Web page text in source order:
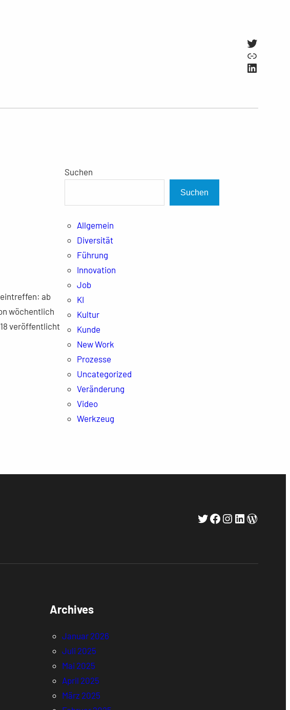
Twitter
Link
eintreffen: ab
wöchentlich
veröffentlicht
Suchen
Suchen
Allgemein
Diversität
Führung
Innovation
Job
KI
Kultur
Kunde
New Work
Prozesse
Uncategorized
Veränderung
Video
Werkzeug
Twitter
Facebook
Instagram
LinkedIn
Archives
Januar 2026
Juli 2025
Mai 2025
April 2025
März 2025